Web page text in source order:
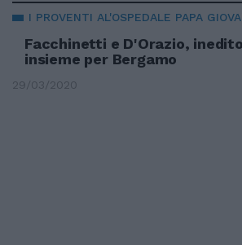
I PROVENTI AL'OSPEDALE PAPA
Facchinetti e D'Orazio, inedito
insieme per Bergamo
29/03/2020